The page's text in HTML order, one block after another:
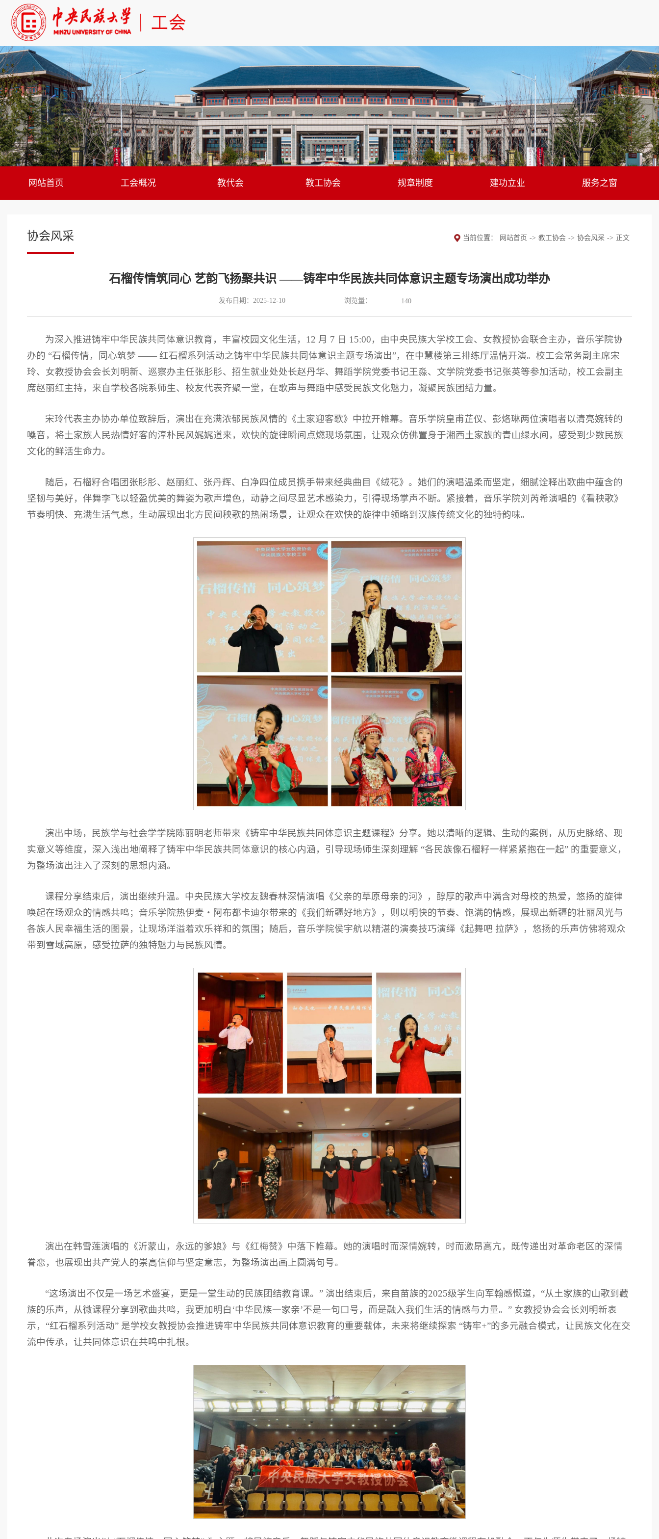
网站首页 工会概况 教代会 教工协会 规章制度 建功立业 服务之窗
协会风采 当前位置： 网站首页 -> 教工协会 -> 协会风采 -> 正文
石榴传情筑同心 艺韵飞扬聚共识 ——铸牢中华民族共同体意识主题专场演出成功举办
发布日期：2025-12-10 浏览量： 140
为深入推进铸牢中华民族共同体意识教育，丰富校园文化生活，12 月 7 日 15:00，由中央民族大学校工会、女教授协会联合主办，音乐学院协
办的 “石榴传情，同心筑梦 —— 红石榴系列活动之铸牢中华民族共同体意识主题专场演出”，在中慧楼第三排练厅温情开演。校工会常务副主席宋
玲、女教授协会会长刘明新、巡察办主任张肜肜、招生就业处处长赵丹华、舞蹈学院党委书记王淼、文学院党委书记张英等参加活动，校工会副主
席赵丽红主持，来自学校各院系师生、校友代表齐聚一堂，在歌声与舞蹈中感受民族文化魅力，凝聚民族团结力量。
宋玲代表主办协办单位致辞后，演出在充满浓郁民族风情的《土家迎客歌》中拉开帷幕。音乐学院皇甫芷仪、彭烙琳两位演唱者以清亮婉转的
嗓音，将土家族人民热情好客的淳朴民风娓娓道来，欢快的旋律瞬间点燃现场氛围，让观众仿佛置身于湘西土家族的青山绿水间，感受到少数民族
文化的鲜活生命力。
随后，石榴籽合唱团张肜肜、赵丽红、张丹辉、白净四位成员携手带来经典曲目《绒花》。她们的演唱温柔而坚定，细腻诠释出歌曲中蕴含的
坚韧与美好，伴舞李飞以轻盈优美的舞姿为歌声增色，动静之间尽显艺术感染力，引得现场掌声不断。紧接着，音乐学院刘芮希演唱的《看秧歌》
节奏明快、充满生活气息，生动展现出北方民间秧歌的热闹场景，让观众在欢快的旋律中领略到汉族传统文化的独特韵味。
演出中场，民族学与社会学学院陈丽明老师带来《铸牢中华民族共同体意识主题课程》分享。她以清晰的逻辑、生动的案例，从历史脉络、现
实意义等维度，深入浅出地阐释了铸牢中华民族共同体意识的核心内涵，引导现场师生深刻理解 “各民族像石榴籽一样紧紧抱在一起” 的重要意义，
为整场演出注入了深刻的思想内涵。
课程分享结束后，演出继续升温。中央民族大学校友魏春林深情演唱《父亲的草原母亲的河》，醇厚的歌声中满含对母校的热爱，悠扬的旋律
唤起在场观众的情感共鸣；音乐学院热伊麦・阿布都卡迪尔带来的《我们新疆好地方》，则以明快的节奏、饱满的情感，展现出新疆的壮丽风光与
各族人民幸福生活的图景，让现场洋溢着欢乐祥和的氛围；随后，音乐学院侯宇航以精湛的演奏技巧演绎《起舞吧 拉萨》，悠扬的乐声仿佛将观众
带到雪域高原，感受拉萨的独特魅力与民族风情。
演出在韩雪莲演唱的《沂蒙山，永远的爹娘》与《红梅赞》中落下帷幕。她的演唱时而深情婉转，时而激昂高亢，既传递出对革命老区的深情
眷恋，也展现出共产党人的崇高信仰与坚定意志，为整场演出画上圆满句号。
“这场演出不仅是一场艺术盛宴，更是一堂生动的民族团结教育课。” 演出结束后，来自苗族的2025级学生向军翰感慨道，“从土家族的山歌到藏
族的乐声，从微课程分享到歌曲共鸣，我更加明白‘中华民族一家亲’不是一句口号，而是融入我们生活的情感与力量。” 女教授协会会长刘明新表
示，“红石榴系列活动” 是学校女教授协会推进铸牢中华民族共同体意识教育的重要载体，未来将继续探索 “铸牢+”的多元融合模式，让民族文化在交
流中传承，让共同体意识在共鸣中扎根。